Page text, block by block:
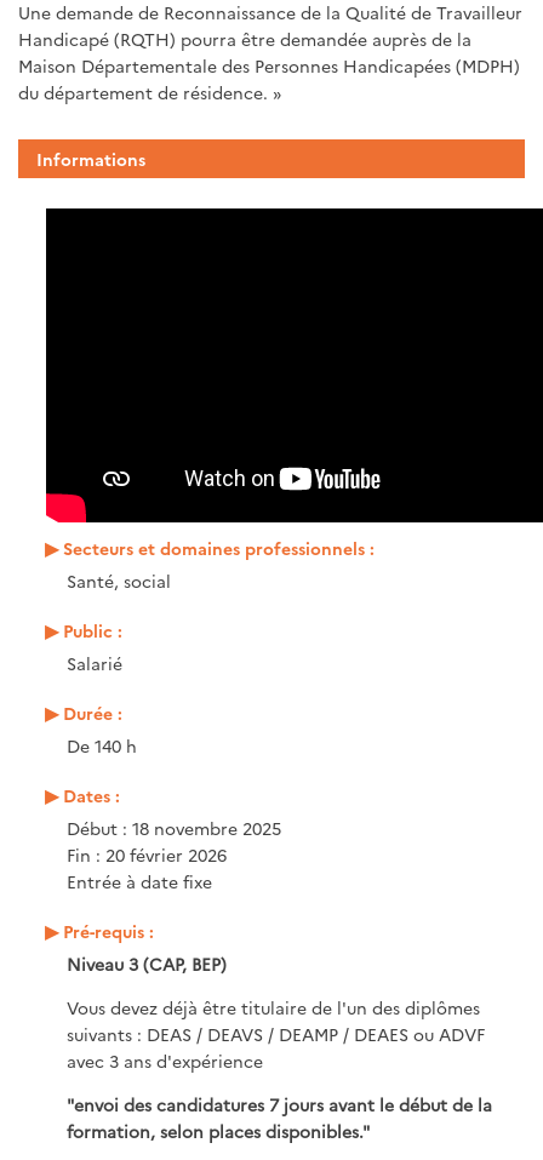
Une demande de Reconnaissance de la Qualité de Travailleur
Handicapé (RQTH) pourra être demandée auprès de la
Maison Départementale des Personnes Handicapées (MDPH)
du département de résidence. »
Informations
Secteurs et domaines professionnels :
Santé, social
Public :
Salarié
Durée :
De 140 h
Dates :
Début : 18 novembre 2025
Fin : 20 février 2026
Entrée à date fixe
Pré-requis :
Niveau 3 (CAP, BEP)
Vous devez déjà être titulaire de l'un des diplômes
suivants : DEAS / DEAVS / DEAMP / DEAES ou ADVF
avec 3 ans d'expérience
"envoi des candidatures 7 jours avant le début de la
formation, selon places disponibles."